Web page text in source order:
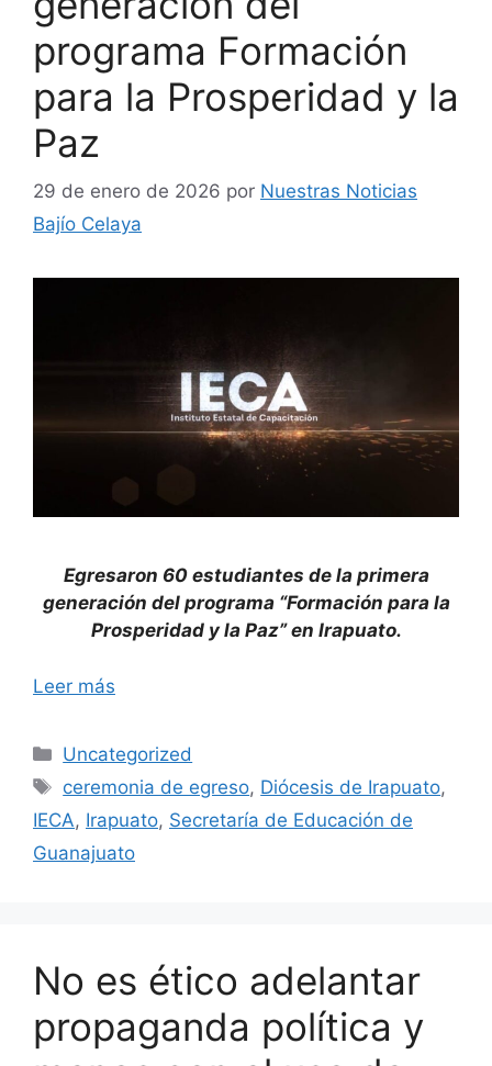
programa Formación
para la Prosperidad y la
Paz
29 de enero de 2026 por Nuestras Noticias
Bajío Celaya
Egresaron 60 estudiantes de la primera
generación del programa “Formación para la
Prosperidad y la Paz” en Irapuato.
Leer más
Categorías
Uncategorized
Etiquetas
ceremonia de egreso, Diócesis de Irapuato,
IECA, Irapuato, Secretaría de Educación de
Guanajuato
No es ético adelantar
propaganda política y